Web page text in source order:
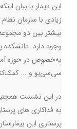
این دیدار با بیان
زیادی با سازمان
بیشتر بین دو
وجود دارد. دانشکده
به‌خصوص در حوزه‌
سی‌سی‌یو و ...
در این نشست همچنین
پرستاری این